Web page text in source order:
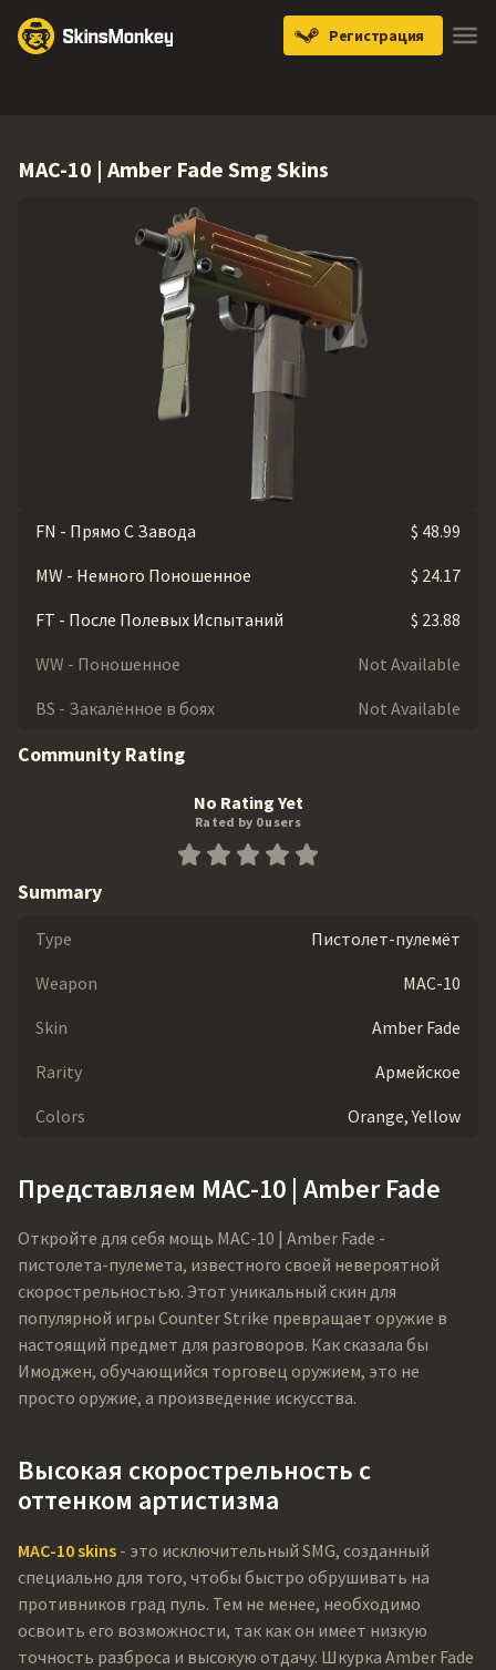
Регистрация
MAC-10 | Amber Fade Smg Skins
FN - Прямо С Завода
$ 48.99
MW - Немного Поношенное
$ 24.17
FT - После Полевых Испытаний
$ 23.88
WW - Поношенное
Not Available
BS - Закалённое в боях
Not Available
Community Rating
No Rating Yet
Rated by 0 users
Summary
Type
Пистолет-пулемёт
Weapon
MAC-10
Skin
Amber Fade
Rarity
Армейское
Colors
Orange, Yellow
Представляем MAC-10 | Amber Fade
Откройте для себя мощь MAC-10 | Amber Fade -
пистолета-пулемета, известного своей невероятной
скорострельностью. Этот уникальный скин для
популярной игры Counter Strike превращает оружие в
настоящий предмет для разговоров. Как сказала бы
Имоджен, обучающийся торговец оружием, это не
просто оружие, а произведение искусства.
Высокая скорострельность с
оттенком артистизма
MAC-10 skins - это исключительный SMG, созданный
специально для того, чтобы быстро обрушивать на
противников град пуль. Тем не менее, необходимо
освоить его возможности, так как он имеет низкую
точность разброса и высокую отдачу. Шкурка Amber Fade